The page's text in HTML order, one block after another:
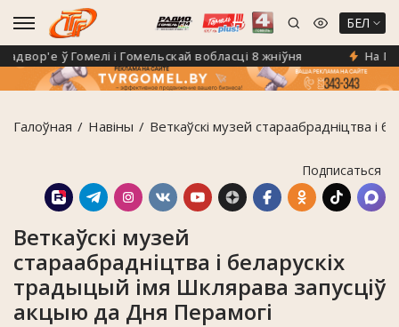
БЕЛ
ў Гомелі і Гомельскай вобласці 8 жніўня На
Галоўная Навiны Веткаўскі музей стараабрадніцтва і
Подписаться
Веткаўскі музей
стараабрадніцтва і беларускіх
традыцый імя Шклярава запусціў
акцыю да Дня Перамогі